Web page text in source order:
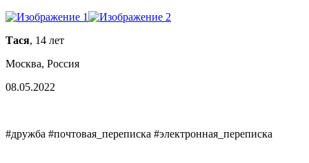
Тася, 14 лет
Москва, Россия
08.05.2022
#дружба #почтовая_переписка #электронная_переписка